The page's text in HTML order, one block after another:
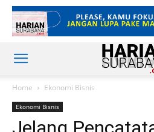
Home Ekonomi Bisnis
Ekonomi Bisnis